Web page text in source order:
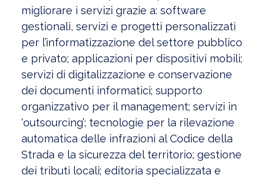
migliorare i servizi grazie a: software
gestionali, servizi e progetti personalizzati
per l’informatizzazione del settore pubblico
e privato; applicazioni per dispositivi mobili;
servizi di digitalizzazione e conservazione
dei documenti informatici; supporto
organizzativo per il management; servizi in
‘outsourcing’; tecnologie per la rilevazione
automatica delle infrazioni al Codice della
Strada e la sicurezza del territorio; gestione
dei tributi locali; editoria specializzata e